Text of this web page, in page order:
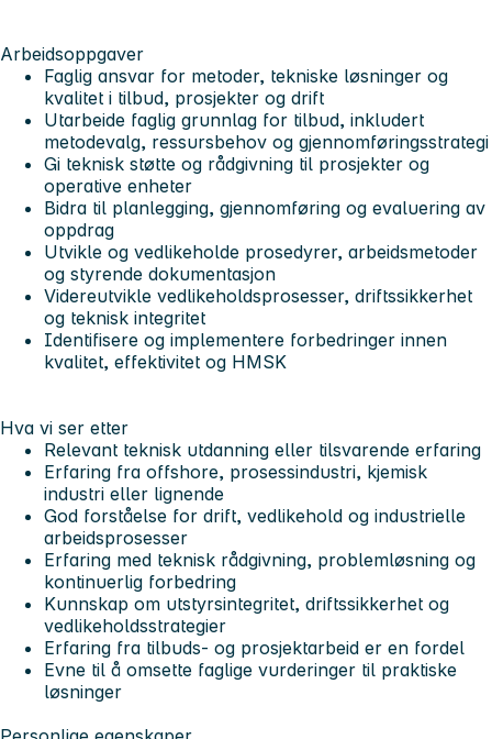
Arbeidsoppgaver
Faglig ansvar for metoder, tekniske løsninger og
kvalitet i tilbud, prosjekter og drift
Utarbeide faglig grunnlag for tilbud, inkludert
metodevalg, ressursbehov og gjennomføringsstrategi
Gi teknisk støtte og rådgivning til prosjekter og
operative enheter
Bidra til planlegging, gjennomføring og evaluering av
oppdrag
Utvikle og vedlikeholde prosedyrer, arbeidsmetoder
og styrende dokumentasjon
Videreutvikle vedlikeholdsprosesser, driftssikkerhet
og teknisk integritet
Identifisere og implementere forbedringer innen
kvalitet, effektivitet og HMSK
Hva vi ser etter
Relevant teknisk utdanning eller tilsvarende erfaring
Erfaring fra offshore, prosessindustri, kjemisk
industri eller lignende
God forståelse for drift, vedlikehold og industrielle
arbeidsprosesser
Erfaring med teknisk rådgivning, problemløsning og
kontinuerlig forbedring
Kunnskap om utstyrsintegritet, driftssikkerhet og
vedlikeholdsstrategier
Erfaring fra tilbuds- og prosjektarbeid er en fordel
Evne til å omsette faglige vurderinger til praktiske
løsninger